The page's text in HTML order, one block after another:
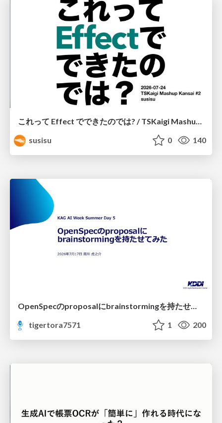
これって Effect でできたのでは? / TSKaigi Mashup Kansai #2
susisu
0 140
tigertora7571
1 200